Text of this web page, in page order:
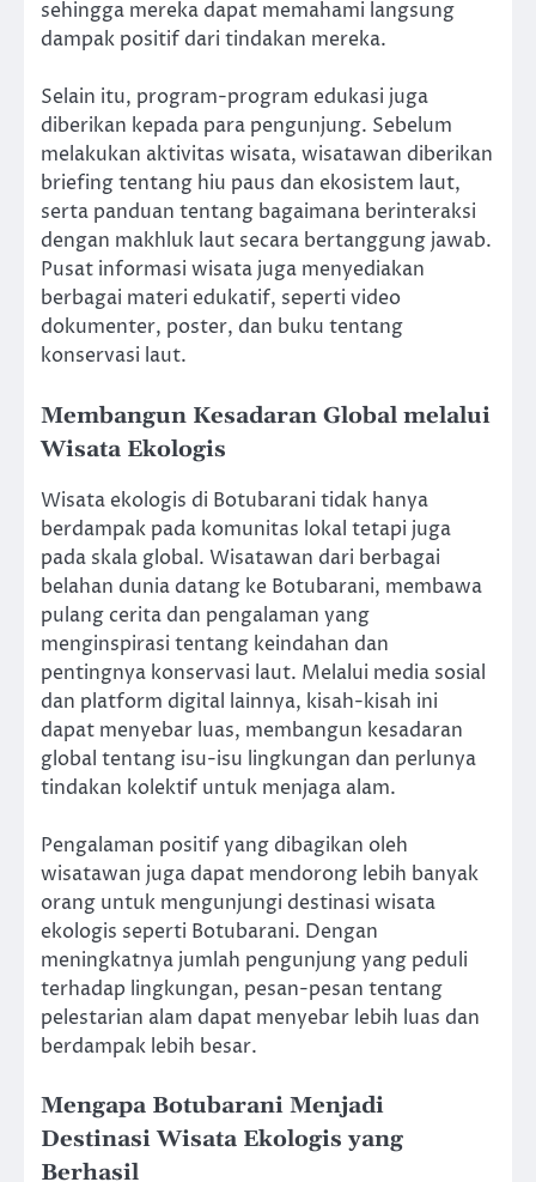
sehingga mereka dapat memahami langsung
dampak positif dari tindakan mereka.
Selain itu, program-program edukasi juga
diberikan kepada para pengunjung. Sebelum
melakukan aktivitas wisata, wisatawan diberikan
briefing tentang hiu paus dan ekosistem laut,
serta panduan tentang bagaimana berinteraksi
dengan makhluk laut secara bertanggung jawab.
Pusat informasi wisata juga menyediakan
berbagai materi edukatif, seperti video
dokumenter, poster, dan buku tentang
konservasi laut.
Membangun Kesadaran Global melalui
Wisata Ekologis
Wisata ekologis di Botubarani tidak hanya
berdampak pada komunitas lokal tetapi juga
pada skala global. Wisatawan dari berbagai
belahan dunia datang ke Botubarani, membawa
pulang cerita dan pengalaman yang
menginspirasi tentang keindahan dan
pentingnya konservasi laut. Melalui media sosial
dan platform digital lainnya, kisah-kisah ini
dapat menyebar luas, membangun kesadaran
global tentang isu-isu lingkungan dan perlunya
tindakan kolektif untuk menjaga alam.
Pengalaman positif yang dibagikan oleh
wisatawan juga dapat mendorong lebih banyak
orang untuk mengunjungi destinasi wisata
ekologis seperti Botubarani. Dengan
meningkatnya jumlah pengunjung yang peduli
terhadap lingkungan, pesan-pesan tentang
pelestarian alam dapat menyebar lebih luas dan
berdampak lebih besar.
Mengapa Botubarani Menjadi
Destinasi Wisata Ekologis yang
Berhasil